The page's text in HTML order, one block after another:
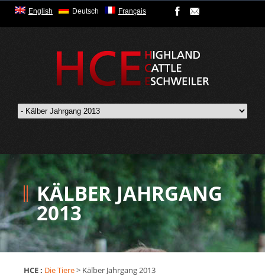
English Deutsch Français
KÄLBER JAHRGANG
2013
HCE : Die Tiere> Kälber Jahrgang 2013